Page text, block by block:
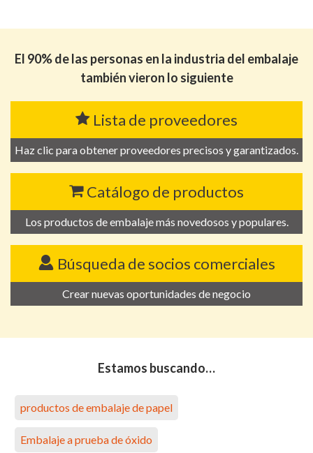
El 90% de las personas en la industria del embalaje
también vieron lo siguiente
Lista de proveedores
Haz clic para obtener proveedores precisos y garantizados.
Catálogo de productos
Los productos de embalaje más novedosos y populares.
Búsqueda de socios comerciales
Crear nuevas oportunidades de negocio
Estamos buscando…
productos de embalaje de papel
Embalaje a prueba de óxido